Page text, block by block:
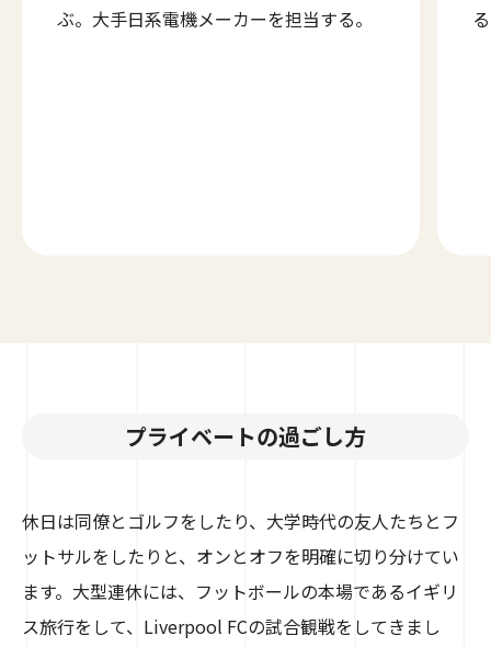
ぶ。大手日系電機メーカーを担当する。
プライベートの過ごし方
休日は同僚とゴルフをしたり、大学時代の友人たちとフ
ットサルをしたりと、オンとオフを明確に切り分けてい
ます。大型連休には、フットボールの本場であるイギリ
ス旅行をして、Liverpool FCの試合観戦をしてきまし